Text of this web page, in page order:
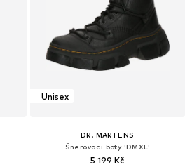
Unisex
DR. MARTENS
Šněrovací boty 'DMXL'
5 199 Kč